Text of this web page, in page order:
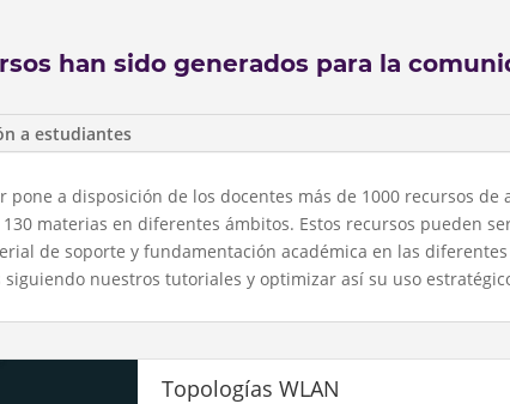
han sido generados para la
a estudiantes
pone a disposición de los docentes más de 1000 recursos
materias en diferentes ámbitos. Estos recursos pueden
de soporte y fundamentación académica en las
nuestros tutoriales y optimizar así su uso
Topologías WLAN